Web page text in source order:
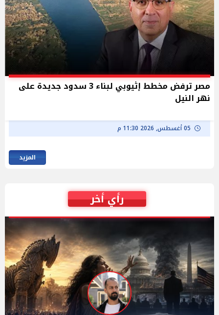
مصر ترفض مخطط إثيوبي لبناء 3 سدود جديدة على
نهر النيل
05 أغسطس, 2026 11:30 م
المزيد
رأي أخر